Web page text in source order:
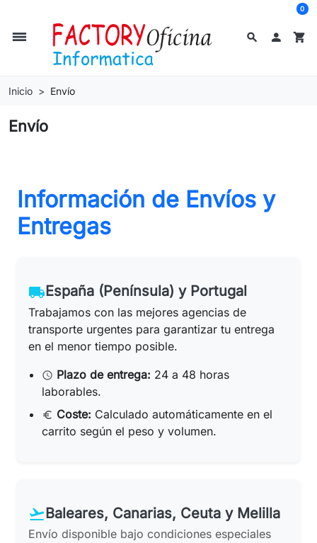
search
dehaze  shopping_cart
0
Inicio Envío
Envío
Información de Envíos y
Entregas
local_shippingEspaña (Península) y Portugal
Trabajamos con las mejores agencias de
transporte urgentes para garantizar tu entrega
en el menor tiempo posible.
schedule Plazo de entrega: 24 a 48 horas
laborables.
euro_symbol Coste: Calculado automáticamente en el
carrito según el peso y volumen.
flight_takeoffBaleares, Canarias, Ceuta y Melilla
Envío disponible bajo condiciones especiales